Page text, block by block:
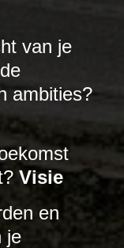
van je
ambities?
Visie
en
je